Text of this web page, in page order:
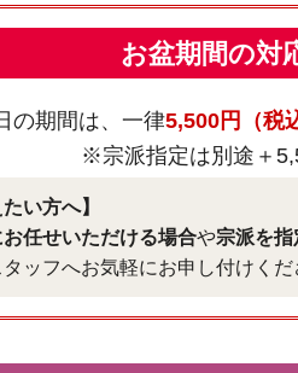
お盆期間の対
の期間は、一律5,500円（税
※宗派指定は別途＋
い方へ】
任せいただける場合や宗派を指
ッフへお気軽にお申し付けくだ